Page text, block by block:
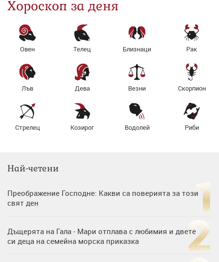
Хороскоп за деня
Овен Телец Близнаци Рак
Лъв Дева Везни Скорпион
Стрелец Козирог Водолей Риби
Най-четени
Преображение Господне: Какви са поверията за този
свят ден
Дъщерята на Гала - Мари отплава с любимия и двете
си деца на семейна морска приказка